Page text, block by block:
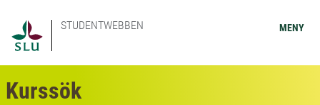
STUDENTWEBBEN MENY
Kurssök